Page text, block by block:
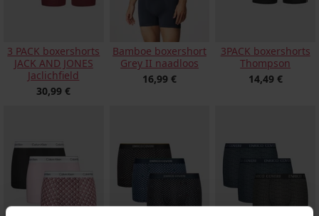
3 PACK boxershorts
JACK AND JONES
Jaclichfield
30,99 €
Bamboe boxershort
Grey II naadloos
16,99 €
3PACK boxershorts
Thompson
14,49 €